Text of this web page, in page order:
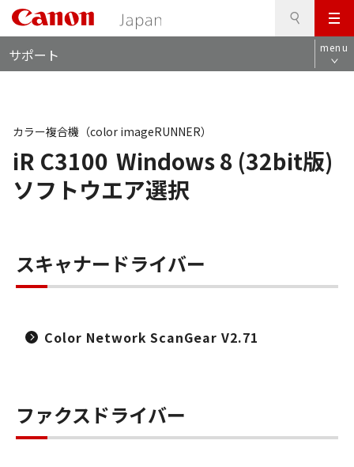
メ
ニ
ュ
サポート menu
iR C3100 Windows 8 (32bit版)
ソフトウエア選択
カラー複合機（color imageRUNNER）
スキャナードライバー
Color Network ScanGear V2.71
ファクスドライバー